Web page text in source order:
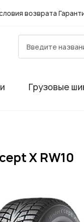
возврата
Грузовые
X RW10